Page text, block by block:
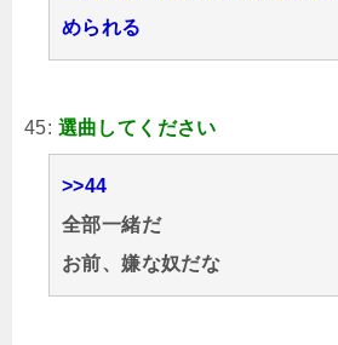
められる
45: 選曲してください
>>44
全部一緒だ
お前、嫌な奴だな